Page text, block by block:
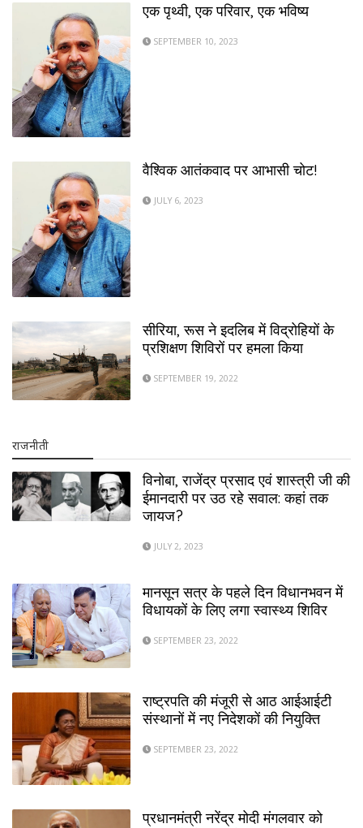
एक पृथ्वी, एक परिवार, एक भविष्य
SEPTEMBER 10, 2023
वैश्विक आतंकवाद पर आभासी चोट!
JULY 6, 2023
सीरिया, रूस ने इदलिब में विद्रोहियों के
प्रशिक्षण शिविरों पर हमला किया
SEPTEMBER 19, 2022
राजनीती
विनोबा, राजेंद्र प्रसाद एवं शास्त्री जी की
ईमानदारी पर उठ रहे सवाल: कहां तक
जायज?
JULY 2, 2023
मानसून सत्र के पहले दिन विधानभवन में
विधायकों के लिए लगा स्वास्थ्य शिविर
SEPTEMBER 23, 2022
राष्ट्रपति की मंजूरी से आठ आईआईटी
संस्थानों में नए निदेशकों की नियुक्ति
SEPTEMBER 23, 2022
प्रधानमंत्री नरेंद्र मोदी मंगलवार को